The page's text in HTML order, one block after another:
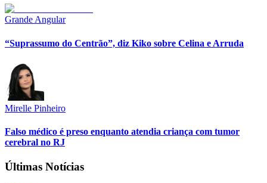
Grande Angular
“Suprassumo do Centrão”, diz Kiko sobre Celina e Arruda
Mirelle Pinheiro
Falso médico é preso enquanto atendia criança com tumor
cerebral no RJ
Últimas Notícias